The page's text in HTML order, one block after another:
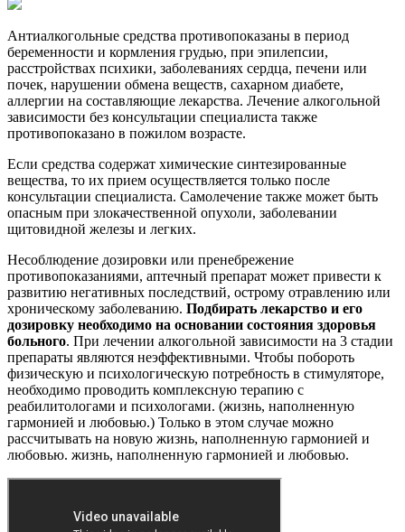
Антиалкогольные средства противопоказаны в период
беременности и кормления грудью, при эпилепсии,
расстройствах психики, заболеваниях сердца, печени или
почек, нарушении обмена веществ, сахарном диабете,
аллергии на составляющие лекарства. Лечение алкогольной
зависимости без консультации специалиста также
противопоказано в пожилом возрасте.
Если средства содержат химические синтезированные
вещества, то их прием осуществляется только после
консультации специалиста. Самолечение также может быть
опасным при злокачественной опухоли, заболевании
щитовидной железы и легких.
Несоблюдение дозировки или пренебрежение
противопоказаниями, аптечный препарат может привести к
развитию негативных последствий, острому отравлению или
хроническому заболеванию. Подбирать лекарство и его
дозировку необходимо на основании состояния здоровья
больного. При лечении алкогольной зависимости на 3 стадии
препараты являются неэффективными. Чтобы побороть
физическую и психологическую потребность в стимуляторе,
необходимо проводить комплексную терапию с
реабилитологами и психологами. (жизнь, наполненную
гармонией и любовью.) Только в этом случае можно
рассчитывать на новую жизнь, наполненную гармонией и
любовью. жизнь, наполненную гармонией и любовью.